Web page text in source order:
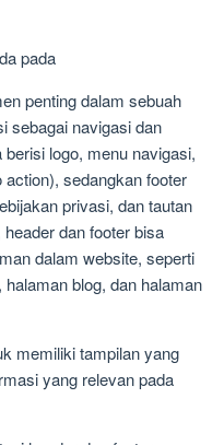
penting dalam sebuah
sebagai navigasi dan
logo, menu navigasi,
sedangkan footer
privasi, dan tautan
dan footer bisa
dalam website, seperti
blog, dan halaman
memiliki tampilan yang
yang relevan pada